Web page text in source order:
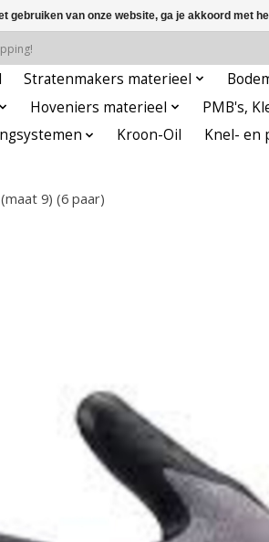
Stratenmakers materieel
Hoveniers materieel PMB's,
Kroon-Oil Knel- en
9) (6 paar)
gebruiken van onze website, ga je akkoord met